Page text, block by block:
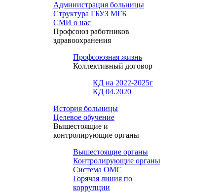
Администрация больницы
Структура ГБУЗ МГБ
СМИ о нас
Профсоюз работников
здравоохранения
Профсоюзная жизнь
Коллективный договор
КД на 2022-2025г
КД 04.2020
История больницы
Целевое обучение
Вышестоящие и
контролирующие органы
Вышестоящие органы
Контролирующие органы
Система ОМС
Горячая линия по
коррупции